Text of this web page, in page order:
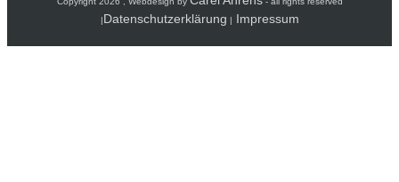
|Datenschutzerklärung | Impressum